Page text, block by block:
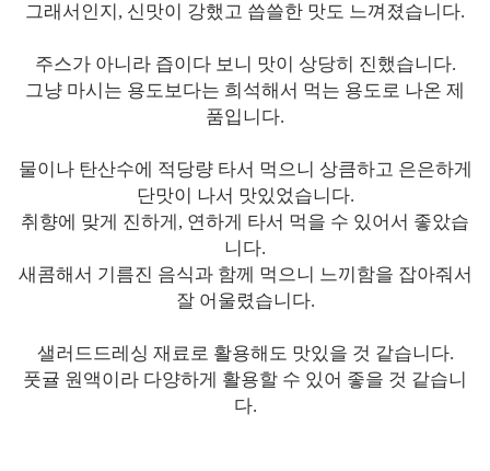
그래서인지, 신맛이 강했고 씁쓸한 맛도 느껴졌습니다.
주스가 아니라 즙이다 보니 맛이 상당히 진했습니다.
그냥 마시는 용도보다는 희석해서 먹는 용도로 나온 제
품입니다.
물이나 탄산수에 적당량 타서 먹으니 상큼하고 은은하게
단맛이 나서 맛있었습니다.
취향에 맞게 진하게, 연하게 타서 먹을 수 있어서 좋았습
니다.
새콤해서 기름진 음식과 함께 먹으니 느끼함을 잡아줘서
잘 어울렸습니다.
샐러드드레싱 재료로 활용해도 맛있을 것 같습니다.
풋귤 원액이라 다양하게 활용할 수 있어 좋을 것 같습니
다.